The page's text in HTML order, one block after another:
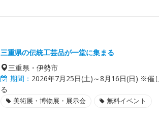
三重県の伝統工芸品が一堂に集まる
三重県・伊勢市
期間： 2026年7月25日(土)～8月16日(日) ※催
る
美術展・博物展・展示会 無料イベント